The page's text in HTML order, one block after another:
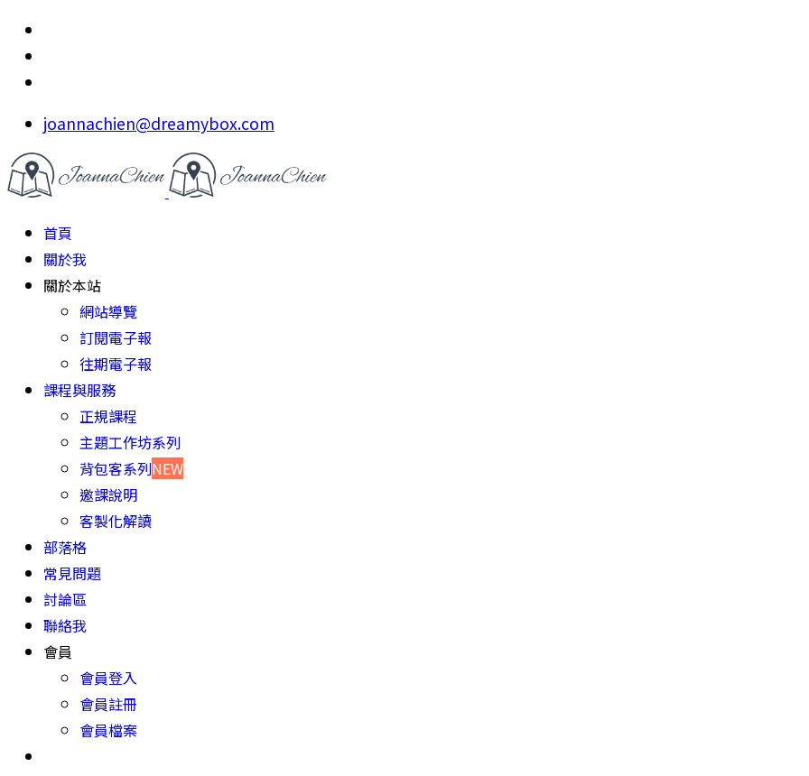
joannachien@dreamybox.com
首頁
關於我
關於本站
網站導覽
訂閱電子報
往期電子報
課程與服務
正規課程
主題工作坊系列
背包客系列NEW
邀課說明
客製化解讀
部落格
常見問題
討論區
聯絡我
會員
會員登入
會員註冊
會員檔案